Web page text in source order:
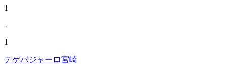
1
-
1
テゲバジャーロ宮崎